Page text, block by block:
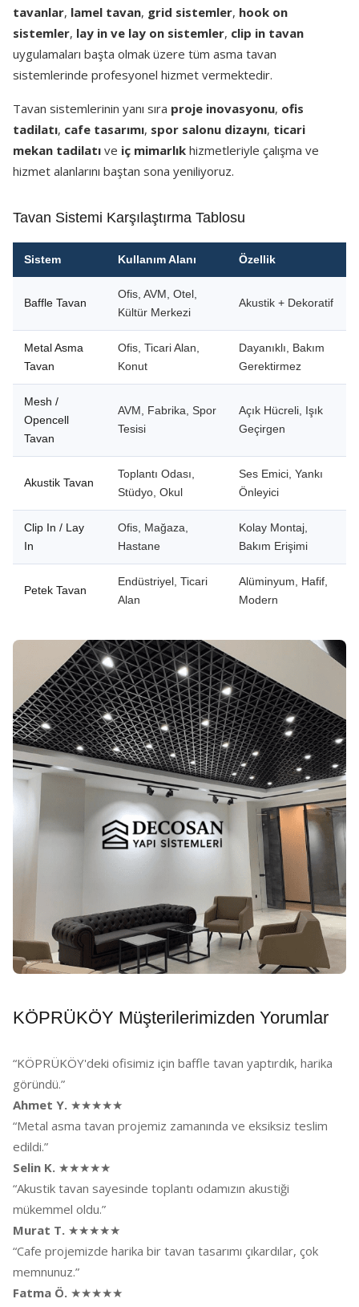
tavanlar, lamel tavan, grid sistemler, hook on
sistemler, lay in ve lay on sistemler, clip in tavan
uygulamaları başta olmak üzere tüm asma tavan
sistemlerinde profesyonel hizmet vermektedir.
Tavan sistemlerinin yanı sıra proje inovasyonu, ofis
tadilatı, cafe tasarımı, spor salonu dizaynı, ticari
mekan tadilatı ve iç mimarlık hizmetleriyle çalışma ve
hizmet alanlarını baştan sona yeniliyoruz.
Tavan Sistemi Karşılaştırma Tablosu
Sistem Kullanım Alanı Özellik
Baffle Tavan
Ofis, AVM, Otel,
Kültür Merkezi
Akustik + Dekoratif
Metal Asma
Tavan
Ofis, Ticari Alan,
Konut
Dayanıklı, Bakım
Gerektirmez
Mesh /
Opencell
Tavan
AVM, Fabrika, Spor
Tesisi
Açık Hücreli, Işık
Geçirgen
Akustik Tavan
Toplantı Odası,
Stüdyo, Okul
Ses Emici, Yankı
Önleyici
Clip In / Lay
In
Ofis, Mağaza,
Hastane
Kolay Montaj,
Bakım Erişimi
Petek Tavan
Endüstriyel, Ticari
Alan
Alüminyum, Hafif,
Modern
KÖPRÜKÖY Müşterilerimizden Yorumlar
“KÖPRÜKÖY'deki ofisimiz için baffle tavan yaptırdık, harika
göründü.”
Ahmet Y. ★★★★★
“Metal asma tavan projemiz zamanında ve eksiksiz teslim
edildi.”
Selin K. ★★★★★
“Akustik tavan sayesinde toplantı odamızın akustiği
mükemmel oldu.”
Murat T. ★★★★★
“Cafe projemizde harika bir tavan tasarımı çıkardılar, çok
memnunuz.”
Fatma Ö. ★★★★★